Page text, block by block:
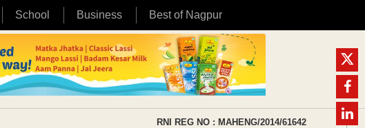
School Business Best of Nagpur
RNI REG NO : MAHENG/2014/61642